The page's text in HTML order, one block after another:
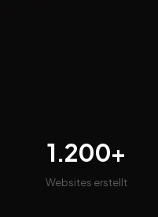
1.200+
Websites erstellt